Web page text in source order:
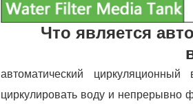
Что является
автоматический
циркулировать воду и непрерывно